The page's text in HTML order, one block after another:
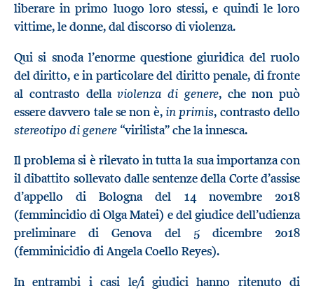
liberare in primo luogo loro stessi, e quindi le loro
vittime, le donne, dal discorso di violenza.
Qui si snoda l’enorme questione giuridica del ruolo
del diritto, e in particolare del diritto penale, di fronte
al contrasto dellaviolenza di genere, che non può
essere davvero tale se non è,in primis, contrasto dello
stereotipo di genere “virilista” che la innesca.
Il problema si è rilevato in tutta la sua importanza con
il dibattito sollevato dalle sentenze della Corte d’assise
d’appello di Bologna del 14 novembre 2018
(femmincidio di Olga Matei) e del giudice dell’udienza
preliminare di Genova del 5 dicembre 2018
(femminicidio di Angela Coello Reyes).
In entrambi i casi le/i giudici hanno ritenuto di